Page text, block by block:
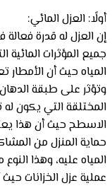
أولًا: العزل المائي:
إن العزل له قدرة
جميع المؤثرات
المياه حيث أن الأمطار
وتؤثر على طبقة
المختلقة التي يكون
الاسطح حيث أن هذا
حماية المنزل من
المياه عليه، وهذا
عملية عزل الخزانات